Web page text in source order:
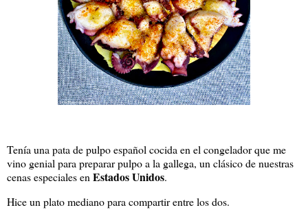
Tenía una pata de pulpo español cocida en el congelador que me
vino genial para preparar pulpo a la gallega, un clásico de nuestras
cenas especiales enEstados Unidos.
Hice un plato mediano para compartir entre los dos.